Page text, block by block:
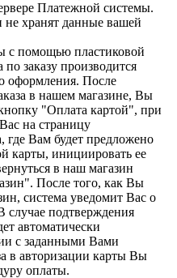
Платежной системы.
не хранят данные вашей
с помощью пластиковой
заказу производится
оформления. После
в нашем магазине, Вы
"Оплата картой", при
на страницу
где Вам будет предложено
карты, инициировать ее
в наш магазин
После того, как Вы
система уведомит Вас о
случае подтверждения
автоматически
с заданными Вами
в авторизации карты Вы
оплаты.